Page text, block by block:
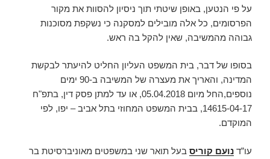
על פי הנטען, באופן שיטתי תוך ניסיון להסוות את מקור
הפרסומים, כל אלה מובילים למסקנה כי נשקפת מסוכנות
גבוהה מהמשיבה, שאין להקל בה ראש.
בסופו של דבר, בית המשפט העליון החליט להיעתר לבקשת
המדינה, והאריך את מעצרה של המשיבה ב-90 ימים
נוספים,החל מיום 05.04.2018, או עד למתן פסק דין, בתפ"ח
14615-04-17, בבית המשפט המחוזי בתל אביב – יפו, לפי
המוקדם.
עו”ד נועם קוריס בעל תואר שני במשפטים מאוניברסיטת בר